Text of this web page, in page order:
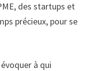
des startups et
précieux, pour se
à qui